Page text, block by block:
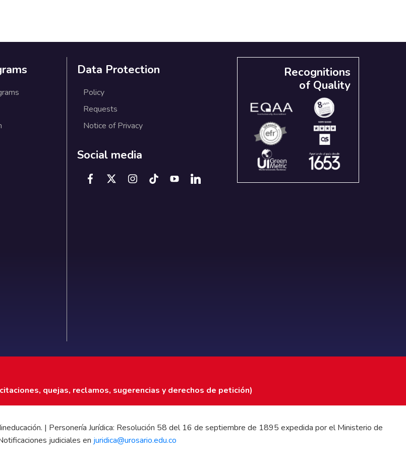
Data Protection
Policy
Requests
Notice of Privacy
Social media
Recognitions
of Quality
quejas, reclamos, sugerencias y derechos de petición)
| Personería Jurídica: Resolución 58 del 16 de septiembre de 1895 expedida por el Ministerio de
judiciales en juridica@urosario.edu.co